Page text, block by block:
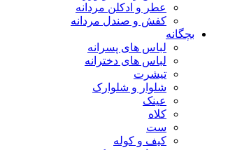
عطر و ادکلن مردانه
کفش و صندل مردانه
بچگانه
لباس های پسرانه
لباس های دخترانه
تیشرت
شلوار و شلوارک
عینک
کلاه
ست
کیف و کوله